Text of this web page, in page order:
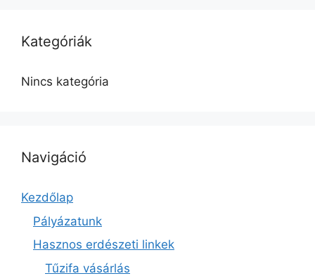
Kategóriák
Nincs kategória
Navigáció
Kezdőlap
Pályázatunk
Hasznos erdészeti linkek
Tűzifa vásárlás